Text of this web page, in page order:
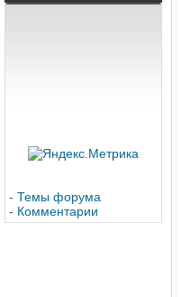
- Темы форума
- Комментарии